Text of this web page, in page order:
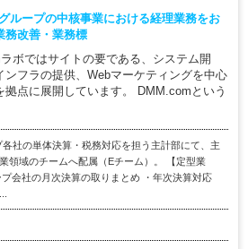
ループの中核事業における経理業務をお
務改善・業務標
ボではサイトの要である、システム開
フラの提供、Webマーケティングを中心
拠点に展開しています。 DMM.comという
各社の単体決算・税務対応を担う主計部にて、主
領域のチームへ配属（Eチーム）。 【定型業
会社の月次決算の取りまとめ ・年次決算対応